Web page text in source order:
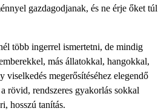
gazdagodjanak, és ne érje őket túl
több ingerrel ismertetni, de mindig
más állatokkal, hangokkal,
megerősítéséhez elegendő
rövid, rendszeres gyakorlás sokkal
hosszú tanítás.